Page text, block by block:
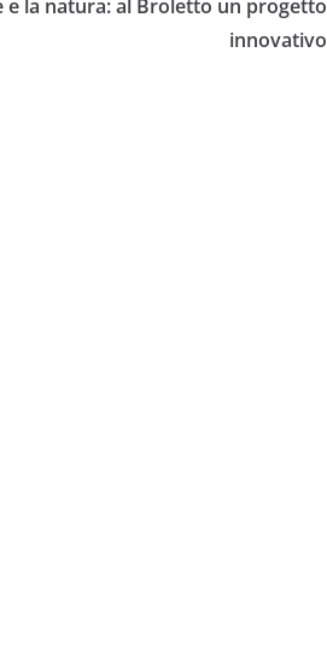
e la natura: al Broletto un progetto
innovativo